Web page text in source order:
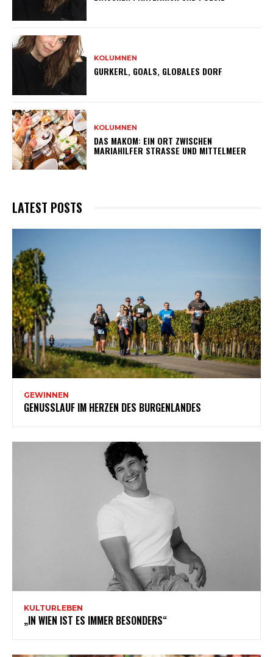
KOLUMNEN
GURKERL, GOALS, GLOBALES DORF
KOLUMNEN
DAS MAKOM: EIN ORT ZWISCHEN
MARIAHILFER STRASSE UND MITTELMEER
LATEST POSTS
GEWINNEN
GENUSSLAUF IM HERZEN DES BURGENLANDES
KULTURLEBEN
„IN WIEN IST ES IMMER BESONDERS“